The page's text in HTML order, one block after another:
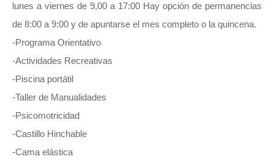
lunes a viernes de 9,00 a 17:00 Hay opción de permanencias
de 8:00 a 9:00 y de apuntarse el mes completo o la quincena.
-Programa Orientativo
-Actividades Recreativas
-Piscina portátil
-Taller de Manualidades
-Psicomotricidad
-Castillo Hinchable
-Cama elástica